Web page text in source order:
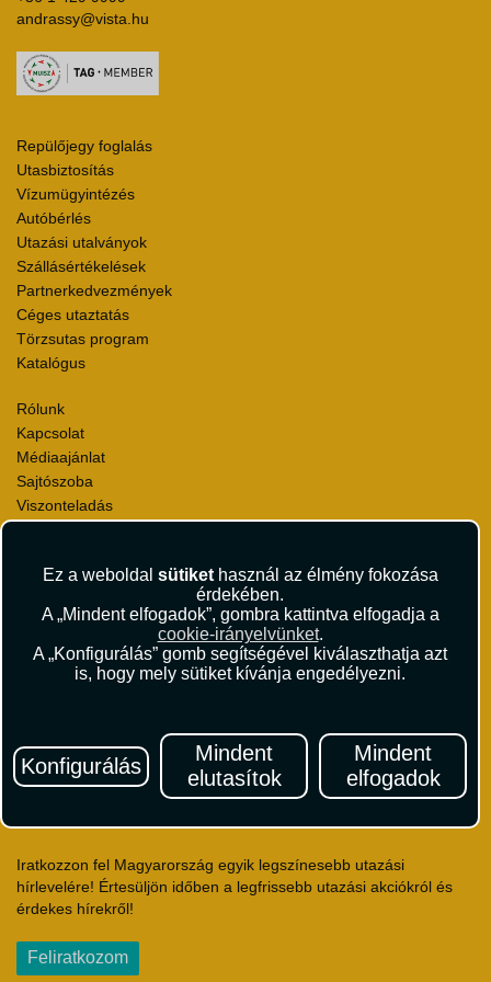
Ez a weboldal sütikethasznál az élmény fokozása
érdekében.
A „Mindent elfogadok”, gombra kattintva elfogadja a
cookie-irányelvünket.
A „Konfigurálás” gomb segítségével kiválaszthatja azt
is, hogy mely sütiket kívánja engedélyezni.
Konfigurálás
Mindent
elutasítok
Mindent
elfogadok
andrassy@vista.hu
Repülőjegy foglalás
Utasbiztosítás
Vízumügyintézés
Autóbérlés
Utazási utalványok
Szállásértékelések
Partnerkedvezmények
Céges utaztatás
Törzsutas program
Katalógus
Rólunk
Kapcsolat
Médiaajánlat
Sajtószoba
Viszonteladás
Elismerések és díjak
Utazási Csomag Szerződési Feltételek
Útlemondás-biztosítás Szerződési Feltételek
Adatvédelem
Impresszum
Iratkozzon fel Magyarország egyik legszínesebb utazási
hírlevelére! Értesüljön időben a legfrissebb utazási akciókról és
érdekes hírekről!
Feliratkozom